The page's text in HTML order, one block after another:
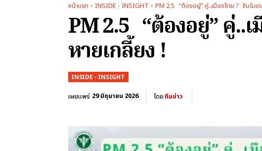
หน้าแรก INSIDE - INSIGHT PM 2.5 “ต้องอยู่” คู่..เมืองไทย ? จีนโม
PM 2.5 “ต้องอยู่” คู่..
หายเกลี้ยง !
INSIDE - INSIGHT
เผยแพร่ 29 มิถุนายน 2026 โดยทีมข่าว